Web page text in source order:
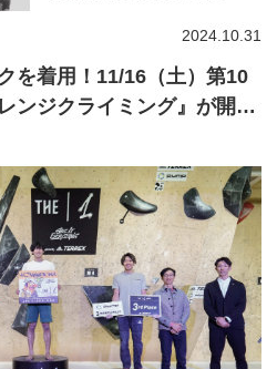
を着用！11/16（土）第10
ンジクライミング』が開
2024.10.31